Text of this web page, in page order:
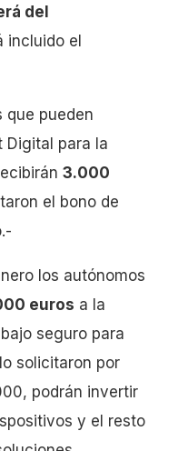
del
incluido el
que pueden
Digital para la
3.000
el bono de
los autónomos
euros a la
seguro para
solicitaron por
podrán invertir
y el resto